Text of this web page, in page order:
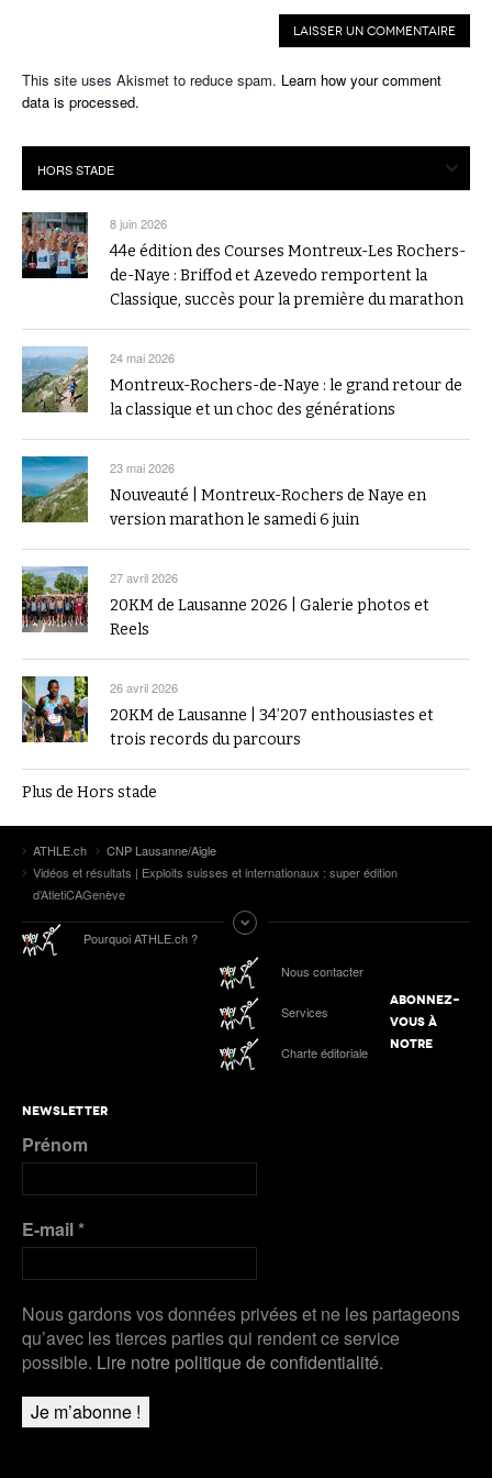
This site uses Akismet to reduce spam. Learn how your comment
data is processed.
8 juin 2026
44e édition des Courses Montreux-Les Rochers-
de-Naye : Briffod et Azevedo remportent la
Classique, succès pour la première du marathon
24 mai 2026
Montreux-Rochers-de-Naye : le grand retour de
la classique et un choc des générations
23 mai 2026
Nouveauté | Montreux-Rochers de Naye en
version marathon le samedi 6 juin
27 avril 2026
20KM de Lausanne 2026 | Galerie photos et
Reels
26 avril 2026
20KM de Lausanne | 34’207 enthousiastes et
trois records du parcours
Plus de Hors stade
ATHLE.ch
CNP Lausanne/Aigle
Vidéos et résultats | Exploits suisses et internationaux : super édition
d’AtletiCAGenève
Pourquoi ATHLE.ch ?
Nous contacter
Services
Charte éditoriale
ABONNEZ-
VOUS À
NOTRE
NEWSLETTER
Prénom
E-mail*
Nous gardons vos données privées et ne les partageons
qu’avec les tierces parties qui rendent ce service
possible. Lire notre politique de confidentialité.